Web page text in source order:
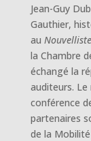
Jean-Guy
Gauthier,
au Nouvelliste
la Chambre
échangé la
auditeurs. Le
conférence
partenaires
de la